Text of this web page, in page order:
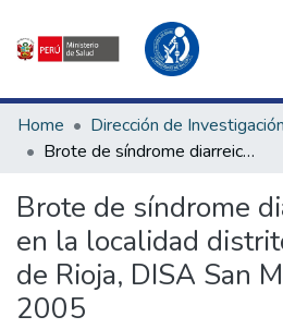
Communities & Collections
All of DSpace
Estadísticas Externas
Enlaces de interés ▾
Home
Brote de síndrome diarreico agudo en la localidad distrito y provincia de Rioja, DISA San Martín, junio 2005
Brote de síndrome
en la localidad
de Rioja, DISA San
2005